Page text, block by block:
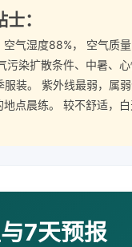
：
气湿度88%， 空气质
染扩散条件、中暑、心
装。 紫外线最弱，属
点晨练。 较不舒适，
7天预报